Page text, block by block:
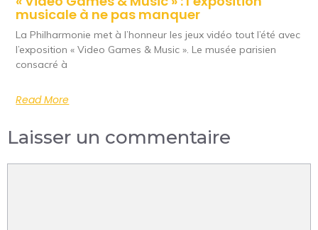
musicale à ne pas manquer
La Philharmonie met à l’honneur les jeux vidéo tout l’été avec
l’exposition « Video Games & Music ». Le musée parisien
consacré à
Read More
Laisser un commentaire